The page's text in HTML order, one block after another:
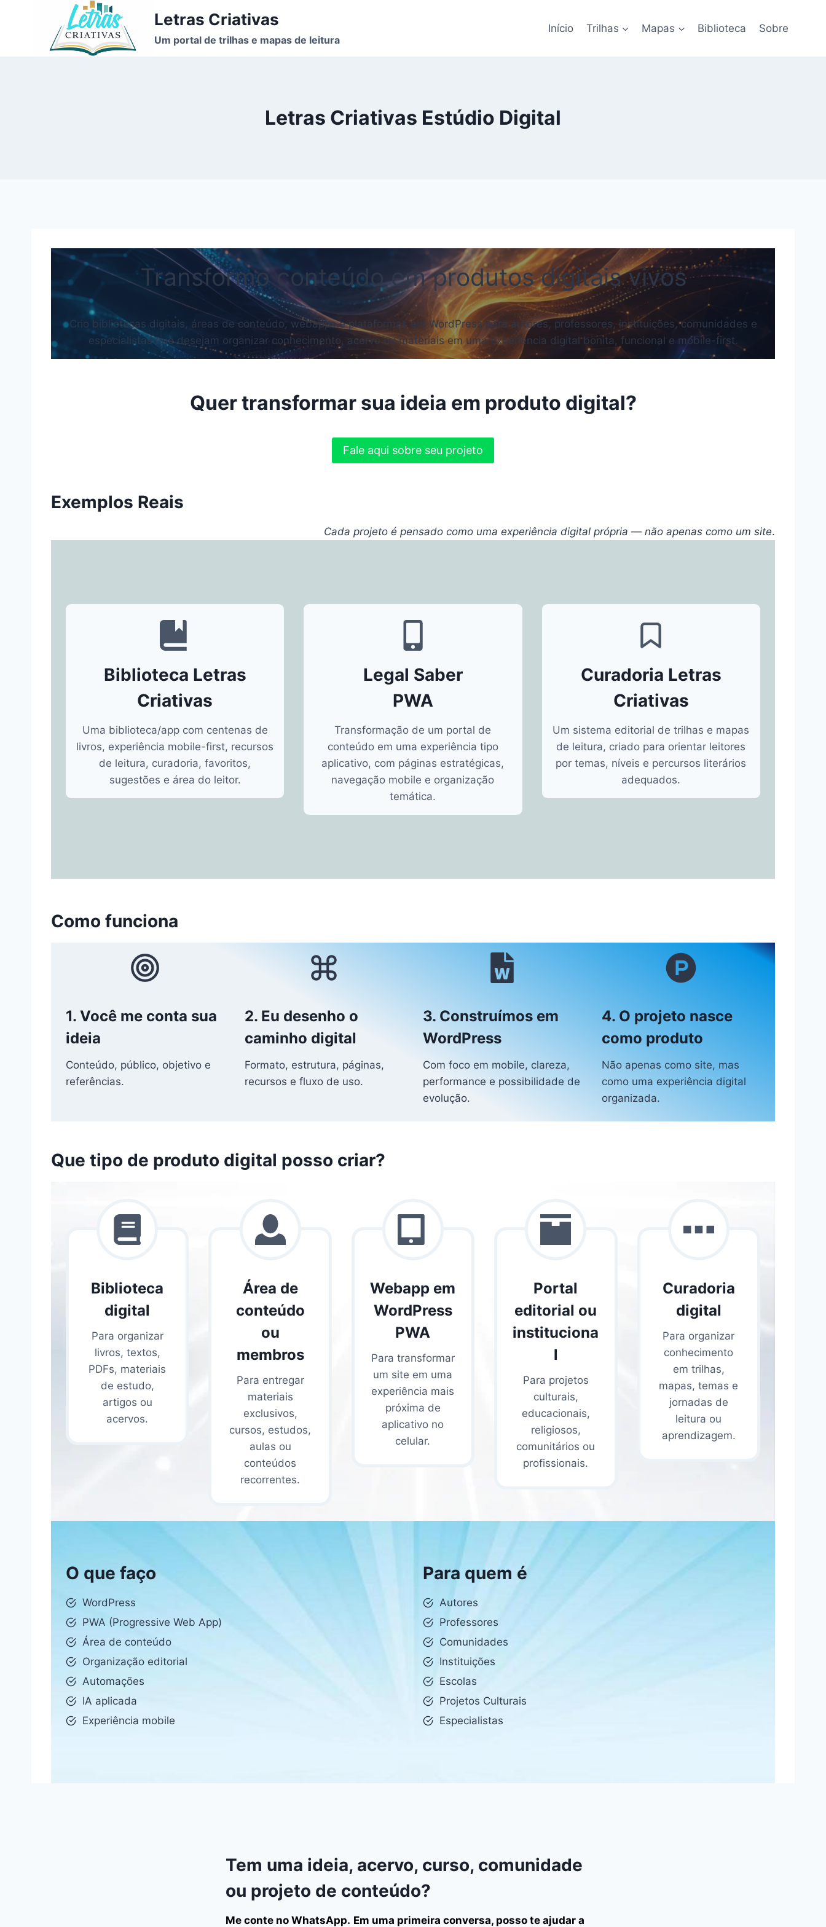
Letras Criativas
Um portal de trilhas e mapas de leitura
Início Trilhas Mapas Biblioteca Sobre
Letras Criativas Estúdio Digital
Transformo conteúdo em produtos digitais vivos
Crio bibliotecas digitais, áreas de conteúdo, webapps e plataformas em WordPress para autores, professores, instituições, comunidades e
especialistas que desejam organizar conhecimento, acervo ou materiais em uma experiência digital bonita, funcional e mobile-first.
Quer transformar sua ideia em produto digital?
Fale aqui sobre seu projeto
Exemplos Reais
Cada projeto é pensado como uma experiência digital própria — não apenas como um site.
Biblioteca Letras
Criativas
Uma biblioteca/app com centenas de
livros, experiência mobile-first, recursos
de leitura, curadoria, favoritos,
sugestões e área do leitor.
Legal Saber
PWA
Transformação de um portal de
conteúdo em uma experiência tipo
aplicativo, com páginas estratégicas,
navegação mobile e organização
temática.
Curadoria Letras
Criativas
Um sistema editorial de trilhas e mapas
de leitura, criado para orientar leitores
por temas, níveis e percursos literários
adequados.
Como funciona
1. Você me conta sua
ideia
Conteúdo, público, objetivo e
referências.
2. Eu desenho o
caminho digital
Formato, estrutura, páginas,
recursos e fluxo de uso.
3. Construímos em
WordPress
Com foco em mobile, clareza,
performance e possibilidade de
evolução.
4. O projeto nasce
como produto
Não apenas como site, mas
como uma experiência digital
organizada.
Que tipo de produto digital posso criar?
Biblioteca
digital
Para organizar
livros, textos,
PDFs, materiais
de estudo,
artigos ou
acervos.
Área de
conteúdo
ou
membros
Para entregar
materiais
exclusivos,
cursos, estudos,
aulas ou
conteúdos
recorrentes.
Webapp em
WordPress
PWA
Para transformar
um site em uma
experiência mais
próxima de
aplicativo no
celular.
Portal
editorial ou
instituciona
l
Para projetos
culturais,
educacionais,
religiosos,
comunitários ou
profissionais.
Curadoria
digital
Para organizar
conhecimento
em trilhas,
mapas, temas e
jornadas de
leitura ou
aprendizagem.
O que faço
WordPress
PWA (Progressive Web App)
Área de conteúdo
Organização editorial
Automações
IA aplicada
Experiência mobile
Para quem é
Autores
Professores
Comunidades
Instituições
Escolas
Projetos Culturais
Especialistas
Tem uma ideia, acervo, curso, comunidade
ou projeto de conteúdo?
Me conte no WhatsApp. Em uma primeira conversa, posso te ajudar a